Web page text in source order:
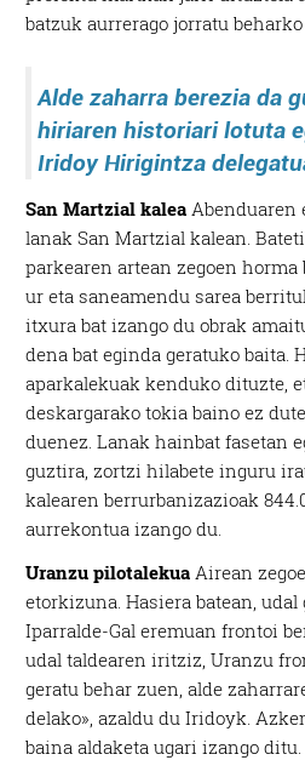
batzuk aurrerago jorratu beharko
Alde zaharra berezia da
hiriaren historiari lotuta
Iridoy Hirigintza
San Martzial kalea Abenduaren
lanak San Martzial kalean.
parkearen artean zegoen horma
ur eta saneamendu sarea
itxura bat izango du obrak
dena bat eginda geratuko baita.
aparkalekuak kenduko dituzte,
deskargarako tokia baino ez
duenez. Lanak hainbat fasetan
guztira, zortzi hilabete inguru
kalearen berrurbanizazioak
aurrekontua izango du.
Uranzu pilotalekua Airean
etorkizuna. Hasiera batean, udal
Iparralde-Gal eremuan frontoi
udal taldearen iritziz, Uranzu
geratu behar zuen, alde
delako», azaldu du Iridoyk.
baina aldaketa ugari izango